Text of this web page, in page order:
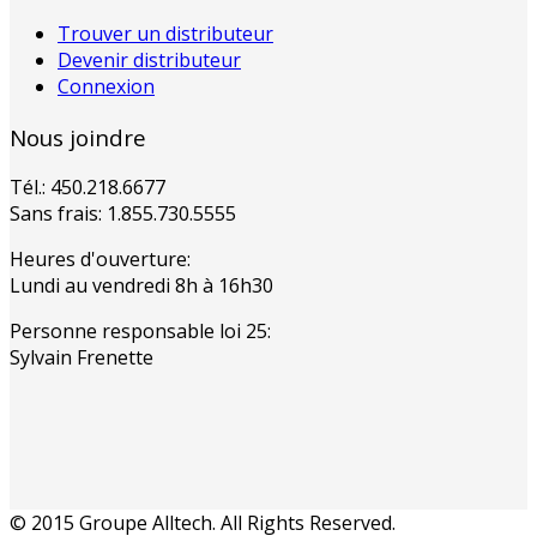
Trouver un distributeur
Devenir distributeur
Connexion
Nous joindre
Tél.: 450.218.6677
Sans frais: 1.855.730.5555
Heures d'ouverture:
Lundi au vendredi 8h à 16h30
Personne responsable loi 25:
Sylvain Frenette
© 2015 Groupe Alltech. All Rights Reserved.